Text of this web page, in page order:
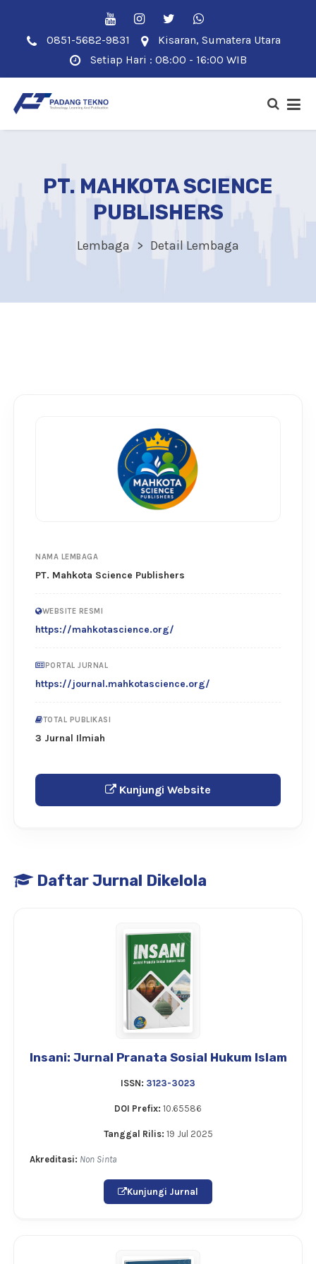
0851-5682-9831
Kisaran, Sumatera Utara
Setiap Hari : 08:00 - 16:00 WIB
PT. MAHKOTA SCIENCE
PUBLISHERS
Lembaga Detail Lembaga
NAMA LEMBAGA
PT. Mahkota Science Publishers
WEBSITE RESMI
https://mahkotascience.org/
PORTAL JURNAL
https://journal.mahkotascience.org/
TOTAL PUBLIKASI
3 Jurnal Ilmiah
Kunjungi Website
Daftar Jurnal Dikelola
Insani: Jurnal Pranata Sosial Hukum Islam
ISSN: 3123-3023
DOI Prefix: 10.65586
Tanggal Rilis: 19 Jul 2025
Akreditasi: Non Sinta
Kunjungi Jurnal